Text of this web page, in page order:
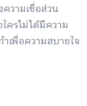
วามเชื่อส่วน
ครไม่ได้มีความ
เพื่อความสบายใจ